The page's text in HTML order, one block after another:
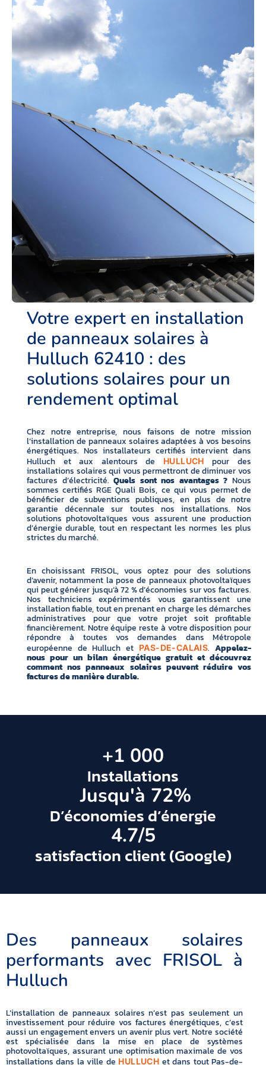
Votre expert en installation
de panneaux solaires à
Hulluch 62410 : des
solutions solaires pour un
rendement optimal
Chez notre entreprise, nous faisons de notre mission
l’installation de panneaux solaires adaptées à vos besoins
énergétiques. Nos installateurs certifiés intervient dans
Hulluch et aux alentours de
HULLUCH pour des
installations solaires qui vous permettront de diminuer vos
factures d’électricité.Quels sont nos avantages ? Nous
sommes certifiés RGE Quali Bois, ce qui vous permet de
bénéficier de subventions publiques, en plus de notre
garantie décennale sur toutes nos installations. Nos
solutions photovoltaïques vous assurent une production
d’énergie durable, tout en respectant les normes les plus
strictes du marché.
En choisissant FRISOL, vous optez pour des solutions
d’avenir, notamment la pose de panneaux photovoltaïques
qui peut générer jusqu’à 72 % d’économies sur vos factures.
Nos techniciens expérimentés vous garantissent une
installation fiable, tout en prenant en charge les démarches
administratives pour que votre projet soit profitable
financièrement. Notre équipe reste à votre disposition pour
répondre à toutes vos demandes dans Métropole
européenne de Hulluch et PAS-DE-CALAIS.Appelez-
nous pour un bilan énergétique gratuit et découvrez
comment nos panneaux solaires peuvent réduire vos
factures de manière durable.
Installations
+1 000
D’économies d’énergie
Jusqu'à 72%
satisfaction client (Google)
4.7/5
Des panneaux solaires
performants avec FRISOL à
Hulluch
L’installation de panneaux solaires n’est pas seulement un
investissement pour réduire vos factures énergétiques, c’est
aussi un engagement envers un avenir plus vert. Notre société
est spécialisée dans la mise en place de systèmes
photovoltaïques, assurant une optimisation maximale de vos
installations dans la ville de HULLUCH et dans tout Pas-de-